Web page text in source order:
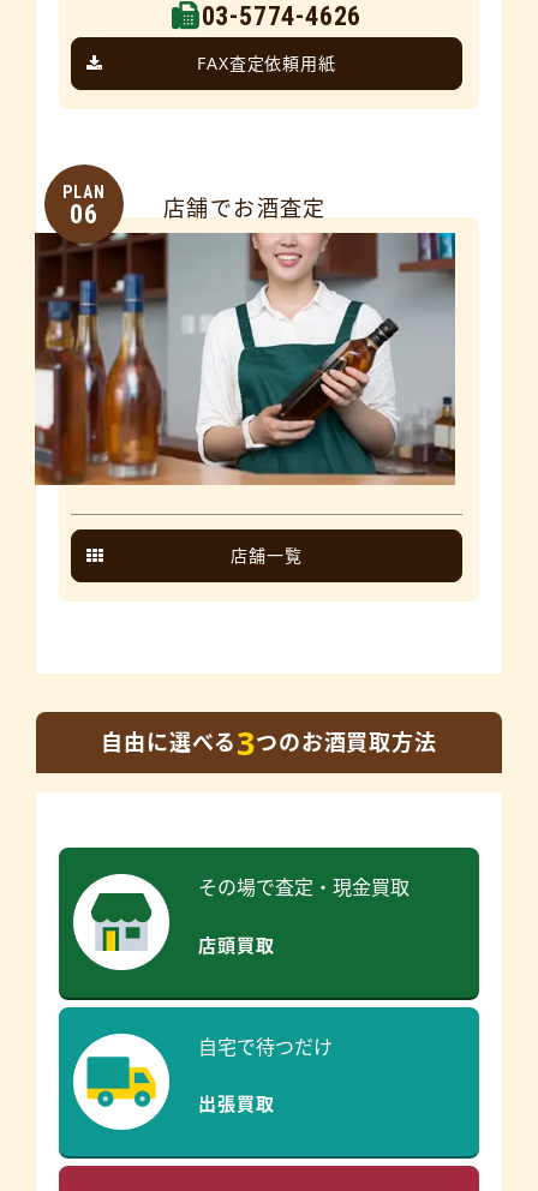
03-5774-4626
FAX査定依頼用紙
PLAN
06 店舗でお酒査定
店舗一覧
自由に選べる3つのお酒買取方法
その場で査定・現金買取
店頭買取
自宅で待つだけ
出張買取